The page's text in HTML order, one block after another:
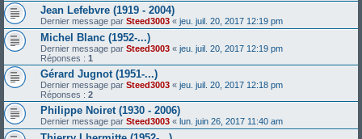
Jean Lefebvre (1919 - 2004)
Dernier message par Steed3003 « jeu. juil. 20, 2017 12:19 pm
Michel Blanc (1952-...)
Dernier message par Steed3003 « jeu. juil. 20, 2017 12:19 pm
Réponses : 1
Gérard Jugnot (1951-...)
Dernier message par Steed3003 « jeu. juil. 20, 2017 12:18 pm
Réponses : 2
Philippe Noiret (1930 - 2006)
Dernier message par Steed3003 « lun. juin 26, 2017 11:40 am